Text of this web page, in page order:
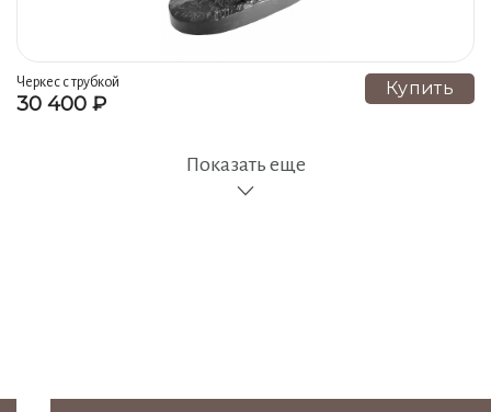
Черкес с трубкой
30 400 ₽
Купить
Показать еще